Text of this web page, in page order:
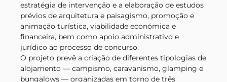
estratégia de intervenção e a elaboração de estudos
prévios de arquitetura e paisagismo, promoção e
animação turística, viabilidade económica e
financeira, bem como apoio administrativo e
jurídico ao processo de concurso.
O projeto prevê a criação de diferentes tipologias de
alojamento — campismo, caravanismo, glamping e
bungalows — organizadas em torno de três